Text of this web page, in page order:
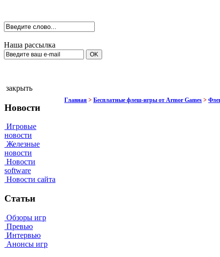
Наша рассылка
закрыть
Новости
Игровые
новости
Железные
новости
Новости
software
Новости сайта
Статьи
Обзоры игр
Превью
Интервью
Анонсы игр
Главная > Бесплатные флеш-игры от Armor Games >